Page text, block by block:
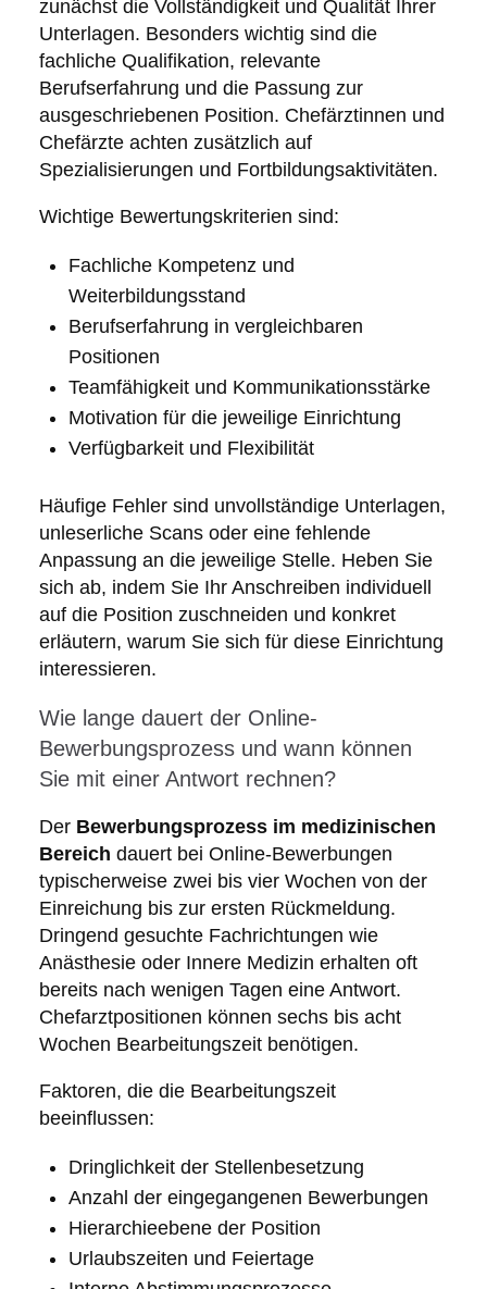
zunächst die Vollständigkeit und Qualität Ihrer
Unterlagen. Besonders wichtig sind die
fachliche Qualifikation, relevante
Berufserfahrung und die Passung zur
ausgeschriebenen Position. Chefärztinnen und
Chefärzte achten zusätzlich auf
Spezialisierungen und Fortbildungsaktivitäten.
Wichtige Bewertungskriterien sind:
Fachliche Kompetenz und
Weiterbildungsstand
Berufserfahrung in vergleichbaren
Positionen
Teamfähigkeit und Kommunikationsstärke
Motivation für die jeweilige Einrichtung
Verfügbarkeit und Flexibilität
Häufige Fehler sind unvollständige Unterlagen,
unleserliche Scans oder eine fehlende
Anpassung an die jeweilige Stelle. Heben Sie
sich ab, indem Sie Ihr Anschreiben individuell
auf die Position zuschneiden und konkret
erläutern, warum Sie sich für diese Einrichtung
interessieren.
Wie lange dauert der Online-
Bewerbungsprozess und wann können
Sie mit einer Antwort rechnen?
Der Bewerbungsprozess im medizinischen
Bereich dauert bei Online-Bewerbungen
typischerweise zwei bis vier Wochen von der
Einreichung bis zur ersten Rückmeldung.
Dringend gesuchte Fachrichtungen wie
Anästhesie oder Innere Medizin erhalten oft
bereits nach wenigen Tagen eine Antwort.
Chefarztpositionen können sechs bis acht
Wochen Bearbeitungszeit benötigen.
Faktoren, die die Bearbeitungszeit
beeinflussen:
Dringlichkeit der Stellenbesetzung
Anzahl der eingegangenen Bewerbungen
Hierarchieebene der Position
Urlaubszeiten und Feiertage